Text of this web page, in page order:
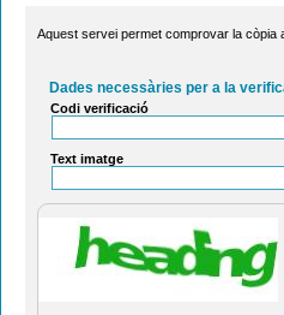
Aquest servei permet comprovar la còpia
Dades necessàries per a la
Codi verificació
Text imatge